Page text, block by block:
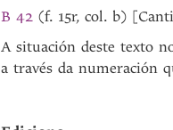
B 42 (f. 15r, col. b)
A situación deste texto
a través da numeración